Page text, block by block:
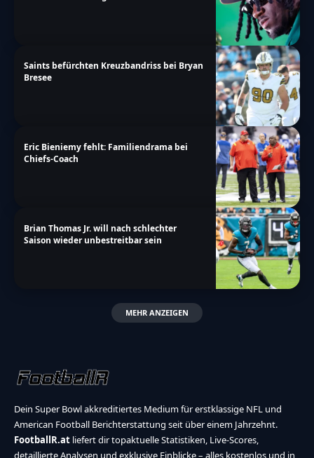
Saints befürchten Kreuzbandriss bei Bryan
Bresee
Eric Bieniemy fehlt: Familiendrama bei
Chiefs-Coach
Brian Thomas Jr. will nach schlechter
Saison wieder unbestreitbar sein
MEHR ANZEIGEN
Dein Super Bowl akkreditiertes Medium für erstklassige NFL und
American Football Berichterstattung seit über einem Jahrzehnt.
FootballR.at liefert dir topaktuelle Statistiken, Live-Scores,
detaillierte Analysen und exklusive Einblicke – alles kostenlos und in